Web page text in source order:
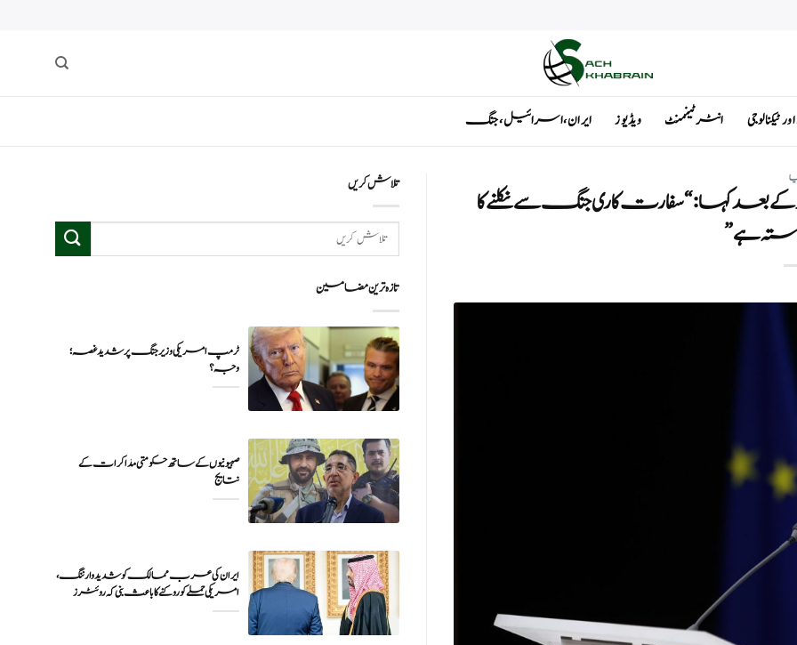
انٹرٹینمنٹ ویڈیوز ایران ، اسرائیل ، جنگ
بعد کہا: “سفارت کاری جنگ سے نکلنے کا
ہے”
تلاش کریں
تازہ ترین مضامین
ٹرمپ امریکی وزیر جنگ پر شدید غصہ؛
وجہ ؟
صہیونیوں کے ساتھ حکومتی مذاکرات کے
نتایج
ایران کی عرب ممالک کو شدید وارننگ،
امریکی حملے کو روکنے کا باعث بنی کہ روئٹرز